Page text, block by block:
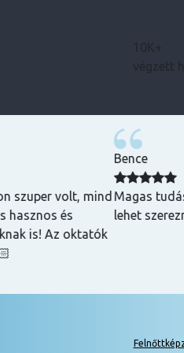
10K+
végzett
szakképzett emberek
általuk